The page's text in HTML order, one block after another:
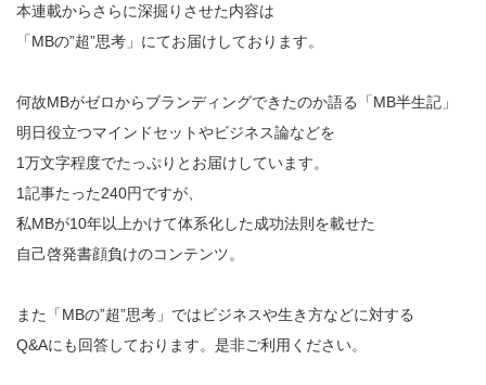
本連載からさらに深掘りさせた内容は
「MBの”超”思考」にてお届けしております。
何故MBがゼロからブランディングできたのか語る「MB半生記」
明日役立つマインドセットやビジネス論などを
1万文字程度でたっぷりとお届けしています。
1記事たった240円ですが、
私MBが10年以上かけて体系化した成功法則を載せた
自己啓発書顔負けのコンテンツ。
また「MBの”超”思考」ではビジネスや生き方などに対する
Q&Aにも回答しております。是非ご利用ください。